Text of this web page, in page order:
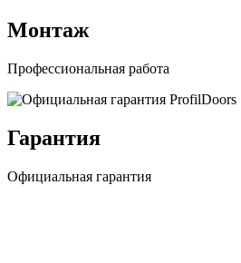
Монтаж
Профессиональная работа
Гарантия
Официальная гарантия